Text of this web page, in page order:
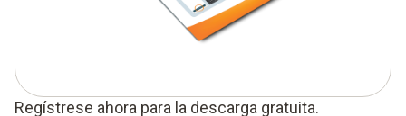
Regístrese ahora para la descarga gratuita.